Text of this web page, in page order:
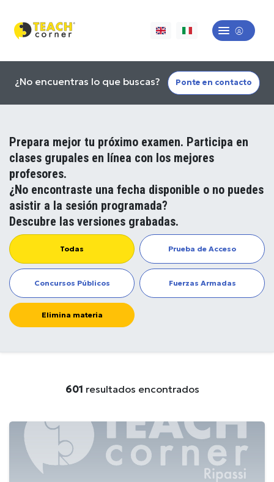
¿No encuentras lo que buscas? Ponte en contacto
Prepara mejor tu próximo examen. Participa en
clases grupales en línea con los mejores
profesores.
¿No encontraste una fecha disponible o no puedes
asistir a la sesión programada?
Descubre las versiones grabadas.
Todas Prueba de Acceso
Concursos Públicos Fuerzas Armadas
Elimina materia
601 resultados encontrados